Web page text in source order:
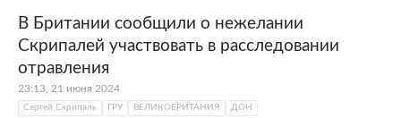
В Британии сообщили о нежелании
Скрипалей участвовать в расследовании
отравления
23:13, 21 июня 2024
Сергей Скрипаль ГРУ ВЕЛИКОБРИТАНИЯ ДОН